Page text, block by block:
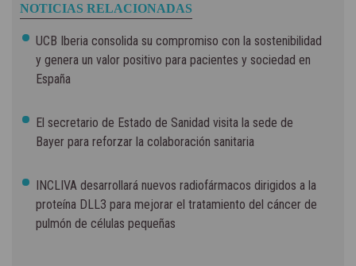
NOTICIAS RELACIONADAS
UCB Iberia consolida su compromiso con la sostenibilidad
y genera un valor positivo para pacientes y sociedad en
España
El secretario de Estado de Sanidad visita la sede de
Bayer para reforzar la colaboración sanitaria
INCLIVA desarrollará nuevos radiofármacos dirigidos a la
proteína DLL3 para mejorar el tratamiento del cáncer de
pulmón de células pequeñas